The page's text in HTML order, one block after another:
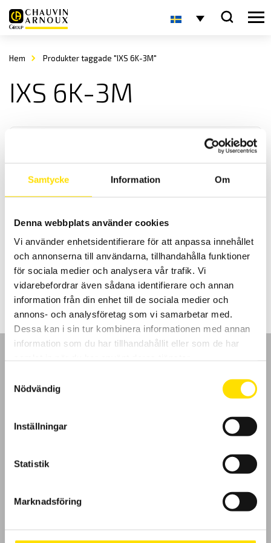
Samtycke Information Om
Denna webbplats använder cookies
Vi använder enhetsidentifierare för att anpassa innehållet
och annonserna till användarna, tillhandahålla funktioner
för sociala medier och analysera vår trafik. Vi
vidarebefordrar även sådana identifierare och annan
information från din enhet till de sociala medier och
annons- och analysföretag som vi samarbetar med.
Dessa kan i sin tur kombinera informationen med annan
information som du har tillhandahållit eller som de har
Nödvändig
Inställningar
Statistik
Marknadsföring
Hem Produkter taggade "IXS 6K-3M"
IXS 6K-3M
KERN IXS Plattformsvåg
industrimiljöer med maxkapacitet upp till 300 kg.
9,300.00 kr –13,450.00krPrisintervall:
9,300.00 kr
till
13,450.00 kr
LÄS MER